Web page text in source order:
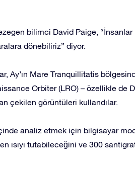
bilimci David Paige,
dönebiliriz” diyor.
Ay’ın Mare Tranquillitatis
Orbiter (LRO) – özellikle de
çekilen görüntüleri kullandılar.
analiz etmek için bilgisayar
ısıyı tutabileceğini ve 300